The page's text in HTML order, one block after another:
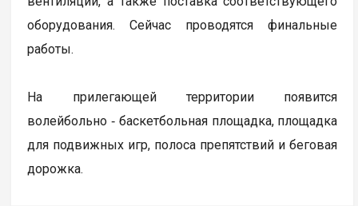
оборудования. Сейчас проводятся финальные
работы.
На прилегающей территории появится
волейбольно ‑ баскетбольная площадка, площадка
для подвижных игр, полоса препятствий и беговая
дорожка.